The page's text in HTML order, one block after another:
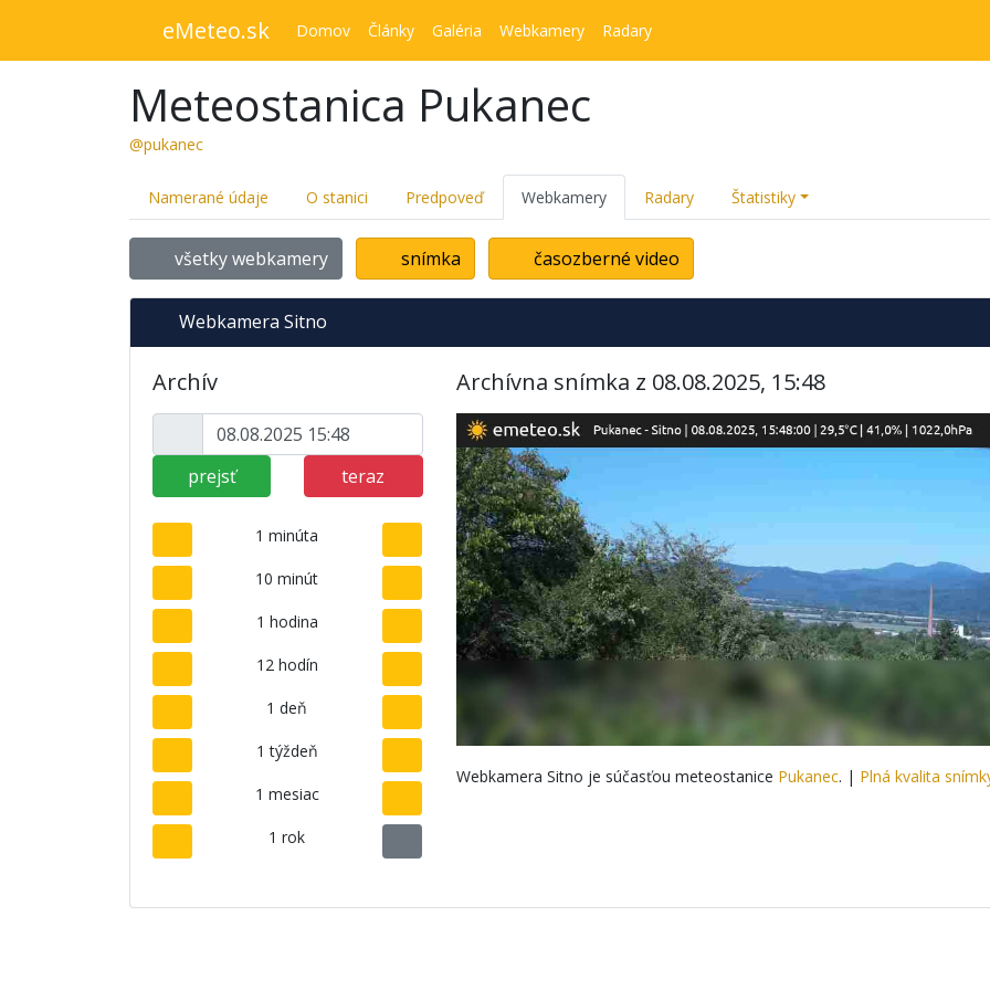
eMeteo.sk Domov Články Galéria Webkamery Radary
Meteostanica Pukanec
@pukanec
Namerané údaje O stanici Predpoveď Webkamery Radary Štatistiky
všetky webkamery snímka časozberné video
Webkamera Sitno
Archív
prejsť teraz
1 minúta
10 minút
1 hodina
12 hodín
1 deň
1 týždeň
1 mesiac
1 rok
Archívna snímka z 08.08.2025, 15:48
Webkamera Sitno je súčasťou meteostanice Pukanec. | Plná kvalita